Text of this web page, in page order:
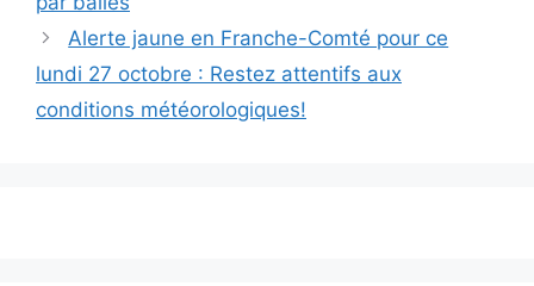
Alerte jaune en Franche-Comté pour ce
lundi 27 octobre : Restez attentifs aux
conditions météorologiques!